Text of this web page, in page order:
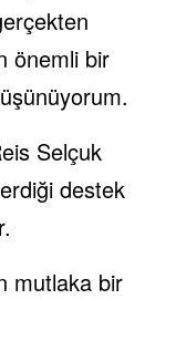
önemli bir
Selçuk
destek
mutlaka bir